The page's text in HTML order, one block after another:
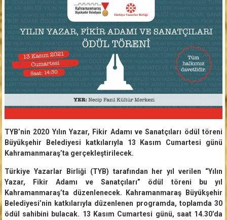
TYB’nin 2020 Yılın Yazar, Fikir Adamı ve Sanatçıları ödül töreni
Büyükşehir Belediyesi katkılarıyla 13 Kasım Cumartesi günü
Kahramanmaraş’ta gerçekleştirilecek.
Türkiye Yazarlar Birliği (TYB) tarafından her yıl verilen “Yılın
Yazar, Fikir Adamı ve Sanatçıları” ödül töreni bu yıl
Kahramanmaraş’ta düzenlenecek. Kahramanmaraş Büyükşehir
Belediyesi’nin katkılarıyla düzenlenen programda, toplamda 30
ödül sahibini bulacak. 13 Kasım Cumartesi günü, saat 14.30’da